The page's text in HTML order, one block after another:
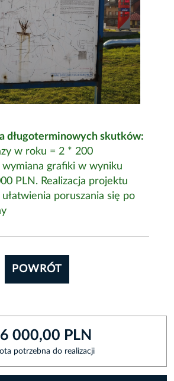
długoterminowych skutków:
w roku = 2 * 200
wymiana grafiki w wyniku
PLN. Realizacja projektu
poruszania się po
POWRÓT
000,00 PLN
potrzebna do realizacji